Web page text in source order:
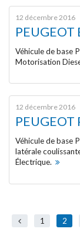
12 décembre 2016
Véhicule de base
Motorisation
12 décembre 2016
Véhicule de base
latérale
Électrique.
1 2